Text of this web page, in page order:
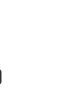
Instagram